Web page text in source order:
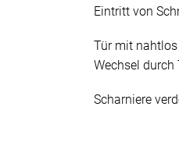
Eintritt von
Tür mit
Wechsel durch
Scharniere